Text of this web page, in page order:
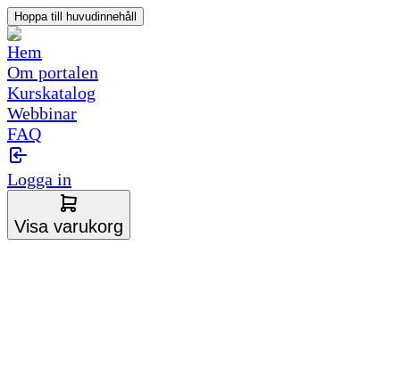
Hoppa till huvudinnehåll
Hem
Om portalen
Kurskatalog
Webbinar
FAQ
Logga in
Visa varukorg